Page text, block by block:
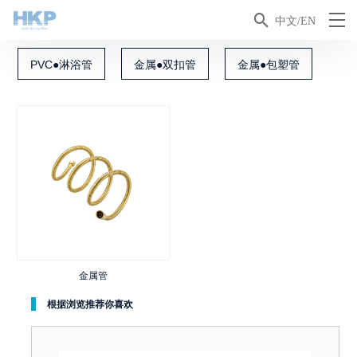
 中文/EN
PVC●淋浴管 金属●双扣管 金属●包塑管
金属管
根据浏览推荐你喜欢